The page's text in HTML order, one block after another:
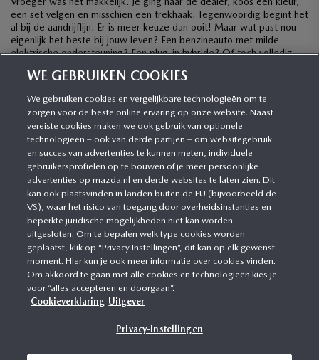
een set velgen en misschien een trekhaak. Tegenwoordig begint het
al bij de aandrijflijn. Er is meer keuze dan ooit! Maar wat past nou
eigenlijk het beste bij jouw leven? Een benzineauto met milde
elektrische ondersteuning? Een plug-in hybride? Of toch volledig
CATEGORIEËN
MEER INFORMATIE
MEER ERVAREN
MAZDA VOLGEN
WE GEBRUIKEN COOKIES
We gebruiken cookies en vergelijkbare technologieën om te
zorgen voor de beste online ervaring op onze website. Naast
vereiste cookies maken we ook gebruik van optionele
technologieën – ook van derde partijen – om websitegebruik
en succes van advertenties te kunnen meten, individuele
gebruikersprofielen op te bouwen of je meer persoonlijke
advertenties op mazda.nl en derde websites te laten zien. Dit
kan ook plaatsvinden in landen buiten de EU (bijvoorbeeld de
VS), waar het risico van toegang door overheidsinstanties en
beperkte juridische mogelijkheden niet kan worden
uitgesloten. Om te bepalen welk type cookies worden
geplaatst, klik op “Privacy Instellingen”, dit kan op elk gewenst
moment. Hier kun je ook meer informatie over cookies vinden.
Om akkoord te gaan met alle cookies en technologieën kies je
voor “alles accepteren en doorgaan”.
Cookieverklaring Uitgever
Privacy-instellingen